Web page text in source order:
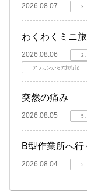
2026.08.07 2
わくわくミニ
2026.08.06 2
アラカンからの旅行記
突然の痛み
2026.08.05 5
B型作業所へ行
2026.08.04 2